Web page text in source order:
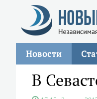
Новости
В